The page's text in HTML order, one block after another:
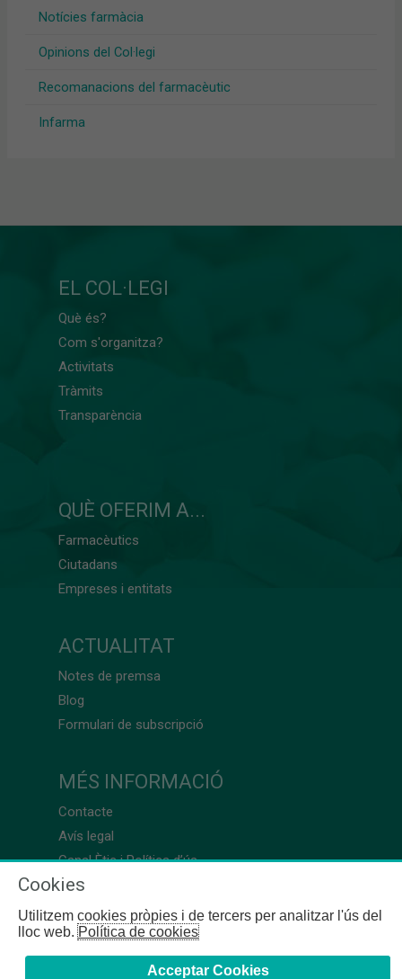
Notícies farmàcia
Opinions del Col·legi
Recomanacions del farmacèutic
Infarma
EL COL·LEGI
Què és?
Com s'organitza?
Activitats
Tràmits
Transparència
QUÈ OFERIM A...
Farmacèutics
Ciutadans
Empreses i entitats
ACTUALITAT
Notes de premsa
Blog
Formulari de subscripció
MÉS INFORMACIÓ
Contacte
Avís legal
Canal Ètic i Política d’ús
Cookies
Utilitzem cookies pròpies i de tercers per analitzar l'ús del
lloc web.Política de cookies
Acceptar Cookies